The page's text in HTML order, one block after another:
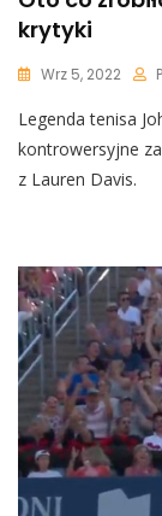
krytyki
Wrz 5, 2022
Legenda tenisa
kontrowersyjne
z Lauren Davis.